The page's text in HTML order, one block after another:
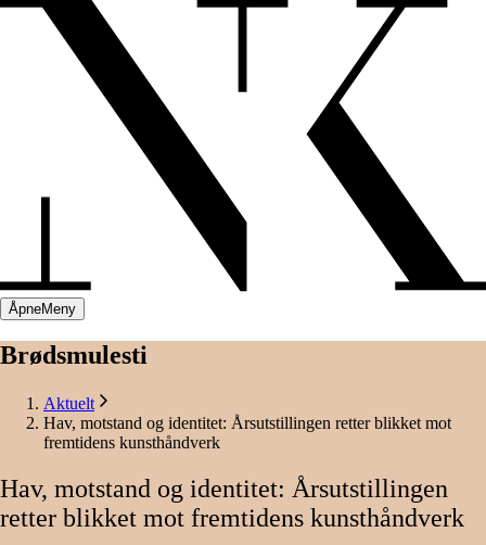
ÅpneMeny
Brødsmulesti
Aktuelt
Hav, motstand og identitet: Årsutstillingen retter blikket mot
fremtidens kunsthåndverk
Hav, motstand og identitet: Årsutstillingen
retter blikket mot fremtidens kunsthåndverk